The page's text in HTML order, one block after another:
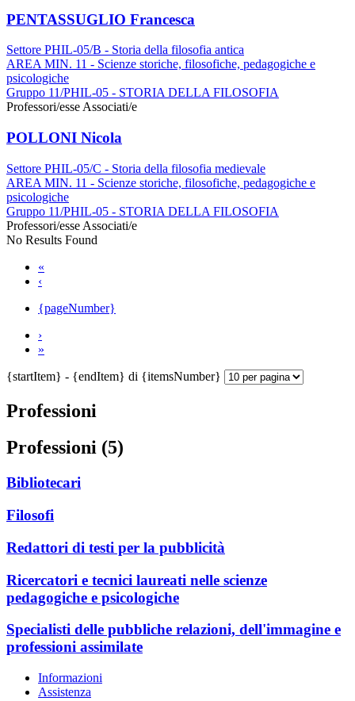
PENTASSUGLIO Francesca
Settore PHIL-05/B - Storia della filosofia antica
AREA MIN. 11 - Scienze storiche, filosofiche, pedagogiche e
psicologiche
Gruppo 11/PHIL-05 - STORIA DELLA FILOSOFIA
Professori/esse Associati/e
POLLONI Nicola
Settore PHIL-05/C - Storia della filosofia medievale
AREA MIN. 11 - Scienze storiche, filosofiche, pedagogiche e
psicologiche
Gruppo 11/PHIL-05 - STORIA DELLA FILOSOFIA
Professori/esse Associati/e
No Results Found
«
‹
{pageNumber}
›
»
{startItem} - {endItem} di {itemsNumber}
Professioni
Professioni (5)
Bibliotecari
Filosofi
Redattori di testi per la pubblicità
Ricercatori e tecnici laureati nelle scienze
pedagogiche e psicologiche
Specialisti delle pubbliche relazioni, dell'immagine e
professioni assimilate
Informazioni
Assistenza